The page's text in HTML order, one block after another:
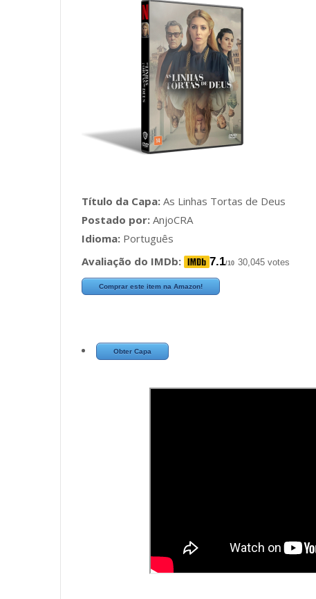
Título da Capa: As Linhas Tortas de Deus
Postado por: AnjoCRA
Idioma: Português
Avaliação do IMDb:
7.1/10 30,045 votes
Comprar este item na Amazon!
Obter Capa